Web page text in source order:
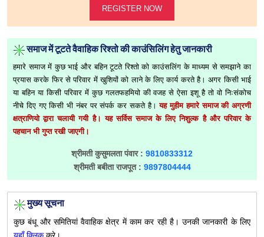
REGISTER NOW
समाज में टूटते वैवाहिक रिश्तो की काउंसिलिंग हेतु जानकारी
हमारे समाज में कुछ भाई और बहिन टूटते रिश्तो को काउंसलिंग के माध्यम से समझाने का
प्रयास करके फिर से परिवार में खुशियों को लाने के लिए कार्य करते है। अगर किसी भाई
या बहिन या किसी परिवार में कुछ गलतफहमियो की वजह से ऐसा इशू है तो वो निःसंकोच
नीचे दिए गए किसी भी नंबर पर संपर्क कर सकते है।यह मुहीम हमारे समाज की अग्रणी
क्षत्राणियो द्वारा चलायी गयी है। यह सर्विस समाज के लिए निशुल्क है और परिवार के
पहचान भी गुप्त रखी जाएगी।
श्रीमती कुसुमलता पंवार : 9810833312
श्रीमती बबीता राजपूत : 9897804444
मुख्य सूचना
कुछ बंधू और समितियां वैवाहिक क्षेत्र में काम कर रही है। उनकी जानकारी के लिए
यहाँ क्लिककरे।